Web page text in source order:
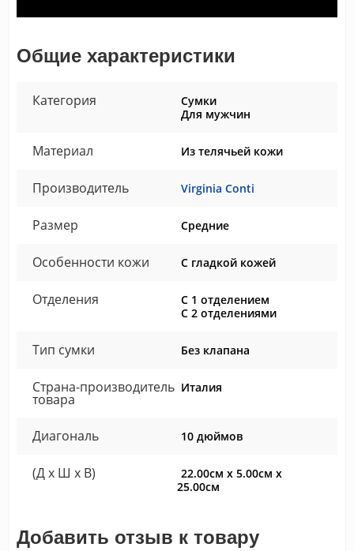
Общие характеристики
Категория
Сумки
Для мужчин
Материал Из телячьей кожи
Производитель Virginia Conti
Размер Средние
Особенности кожи С гладкой кожей
Отделения
С 1 отделением
С 2 отделениями
Тип сумки Без клапана
Страна-производитель
товара
Италия
Диагональ 10 дюймов
(Д x Ш x В)
22.00см x 5.00см x
25.00см
Добавить отзыв к товару